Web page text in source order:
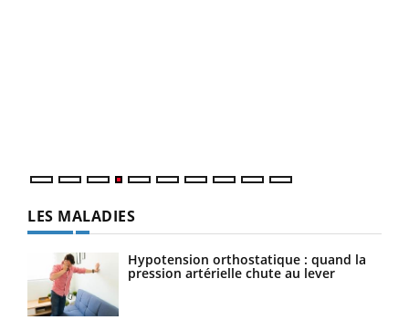
LES MALADIES
Hypotension orthostatique : quand la
pression artérielle chute au lever